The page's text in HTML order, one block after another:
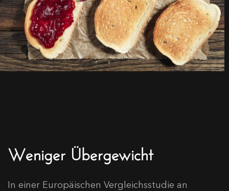
Weniger Übergewicht
In einer Europäischen Vergleichsstudie an